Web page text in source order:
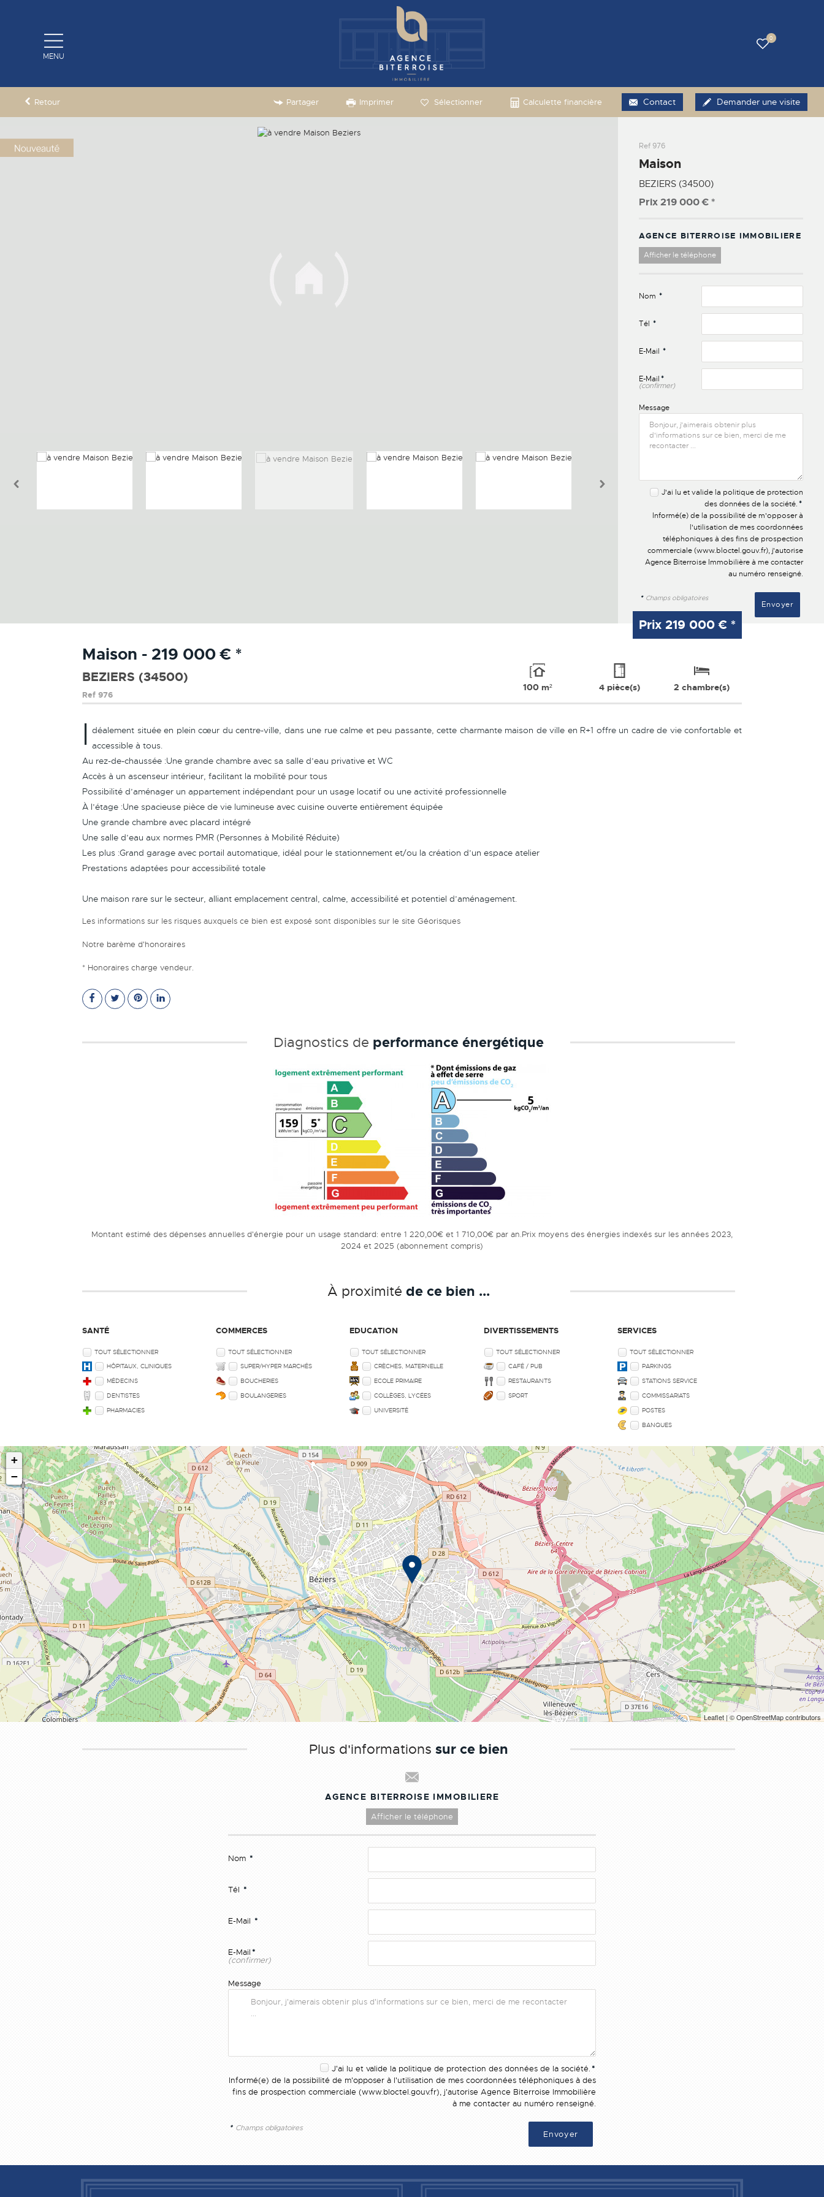
0
MENU
Retour Partager Imprimer Sélectionner Calculette financière Contact Demander une visite
Ref 976
Maison
BEZIERS (34500)
Prix219 000 €*
AGENCE BITERROISE IMMOBILIERE
Afficher le téléphone
Nom *
Tél *
E-Mail *
E-Mail *
(confirmer)
Message
J'ai lu et valide la politique de protection
des données de la société. *
Informé(e) de la possibilité de m'opposer à
l'utilisation de mes coordonnées
téléphoniques à des fins de prospection
commerciale (www.bloctel.gouv.fr), j'autorise
Agence Biterroise Immobilière à me contacter
au numéro renseigné.
* Champs obligatoires
Prix219 000 € *
Maison - 219 000 € *
BEZIERS (34500)
Ref 976
100 m² 4 pièce(s) 2 chambre(s)
I déalement située en plein cœur du centre-ville, dans une rue calme et peu passante, cette charmante maison de ville en R+1 offre un cadre de vie confortable et
accessible à tous.
Au rez-de-chaussée :Une grande chambre avec sa salle d’eau privative et WC
Accès à un ascenseur intérieur, facilitant la mobilité pour tous
Possibilité d’aménager un appartement indépendant pour un usage locatif ou une activité professionnelle
À l’étage :Une spacieuse pièce de vie lumineuse avec cuisine ouverte entièrement équipée
Une grande chambre avec placard intégré
Une salle d’eau aux normes PMR (Personnes à Mobilité Réduite)
Les plus :Grand garage avec portail automatique, idéal pour le stationnement et/ou la création d’un espace atelier
Prestations adaptées pour accessibilité totale
Une maison rare sur le secteur, alliant emplacement central, calme, accessibilité et potentiel d’aménagement.
Les informations sur les risques auxquels ce bien est exposé sont disponibles sur le siteGéorisques
Notre barème d'honoraires
* Honoraires charge vendeur.
Diagnostics de performance énergétique
Montant estimé des dépenses annuelles d'énergie pour un usage standard: entre 1 220,00€ et 1 710,00€ par an.Prix moyens des énergies indexés sur les années 2023,
2024 et 2025 (abonnement compris)
À proximitéde ce bien ...
SANTÉ
TOUT SÉLECTIONNER
HÔPITAUX, CLINIQUES
MÉDECINS
DENTISTES
PHARMACIES
COMMERCES
TOUT SÉLECTIONNER
SUPER/HYPER MARCHÉS
BOUCHERIES
BOULANGERIES
EDUCATION
TOUT SÉLECTIONNER
CRÈCHES, MATERNELLE
ECOLE PRIMAIRE
COLLÈGES, LYCÉES
UNIVERSITÉ
DIVERTISSEMENTS
TOUT SÉLECTIONNER
CAFÉ / PUB
RESTAURANTS
SPORT
SERVICES
TOUT SÉLECTIONNER
PARKINGS
STATIONS SERVICE
COMMISSARIATS
POSTES
BANQUES
+
−
Leaflet | © OpenStreetMap contributors
Plus d'informationssur ce bien
AGENCE BITERROISE IMMOBILIERE
Afficher le téléphone
Nom *
Tél *
E-Mail *
E-Mail*
(confirmer)
Message
J'ai lu et valide la politique de protection des données de la société.*
Informé(e) de la possibilité de m'opposer à l'utilisation de mes coordonnées téléphoniques à des
fins de prospection commerciale (www.bloctel.gouv.fr), j'autorise Agence Biterroise Immobilière
à me contacter au numéro renseigné.
* Champs obligatoires